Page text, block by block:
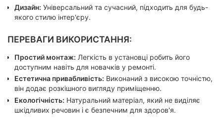
Дизайн: Універсальний та сучасний, підходить для будь-
якого стилю інтер'єру.
ПЕРЕВАГИ ВИКОРИСТАННЯ:
Простий монтаж: Легкість в установці робить його
доступним навіть для новачків у ремонті.
Естетична привабливість: Виконаний з високою точністю,
він додає розкішного вигляду приміщенню.
Екологічність: Натуральний матеріал, який не виділяє
шкідливих речовин і є безпечним для здоров'я.